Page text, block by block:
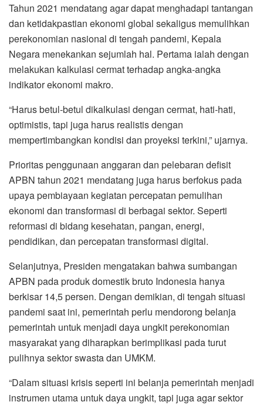
Tahun 2021 mendatang agar dapat menghadapi tantangan
dan ketidakpastian ekonomi global sekaligus memulihkan
perekonomian nasional di tengah pandemi, Kepala
Negara menekankan sejumlah hal. Pertama ialah dengan
melakukan kalkulasi cermat terhadap angka-angka
indikator ekonomi makro.
“Harus betul-betul dikalkulasi dengan cermat, hati-hati,
optimistis, tapi juga harus realistis dengan
mempertimbangkan kondisi dan proyeksi terkini,” ujarnya.
Prioritas penggunaan anggaran dan pelebaran defisit
APBN tahun 2021 mendatang juga harus berfokus pada
upaya pembiayaan kegiatan percepatan pemulihan
ekonomi dan transformasi di berbagai sektor. Seperti
reformasi di bidang kesehatan, pangan, energi,
pendidikan, dan percepatan transformasi digital.
Selanjutnya, Presiden mengatakan bahwa sumbangan
APBN pada produk domestik bruto Indonesia hanya
berkisar 14,5 persen. Dengan demikian, di tengah situasi
pandemi saat ini, pemerintah perlu mendorong belanja
pemerintah untuk menjadi daya ungkit perekonomian
masyarakat yang diharapkan berimplikasi pada turut
pulihnya sektor swasta dan UMKM.
“Dalam situasi krisis seperti ini belanja pemerintah menjadi
instrumen utama untuk daya ungkit, tapi juga agar sektor